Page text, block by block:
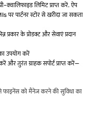
लिमिट प्राप्त करें. ऐप
पर पार्टनर स्टोर से खरीदा जा सकता
प्रकार के प्रोडक्ट और सेवाएं प्रदान
उपयोग करें
और तुरंत ग्राहक सपोर्ट प्राप्त करें—
को मैनेज करने की सुविधा का